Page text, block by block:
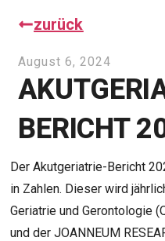
zurück
August 6, 2024
BERICHT
Der Akutgeriatrie-Bericht
in Zahlen. Dieser wird
Geriatrie und Gerontologie
und der JOANNEUM